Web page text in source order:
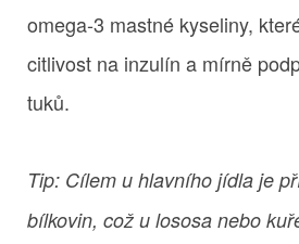
omega‑3 mastné kyseliny,
citlivost na inzulín a mírně
tuků.
Tip: Cílem u hlavního jídla je
bílkovin, což u lososa nebo